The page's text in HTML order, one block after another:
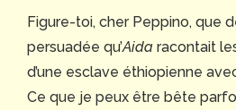
Figure-toi, cher Peppino, que
persuadée qu’Aida racontait
d’une esclave éthiopienne
Ce que je peux être bête